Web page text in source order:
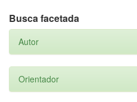
Busca facetada
Autor
Orientador